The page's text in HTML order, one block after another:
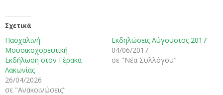
Σχετικά
Πασχαλινή
Μουσικοχορευτική
Εκδήλωση στον Γέρακα
Λακωνίας
26/04/2026
σε "Ανακοινώσεις"
Εκδηλώσεις Αύγουστος 2017
04/06/2017
σε "Νέα Συλλόγου"